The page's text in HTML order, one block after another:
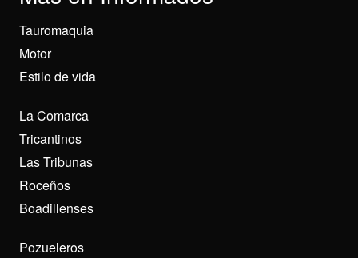
Tauromaquia
Motor
Estilo de vida
La Comarca
Tricantinos
Las Tribunas
Roceños
Boadillenses
Pozueleros